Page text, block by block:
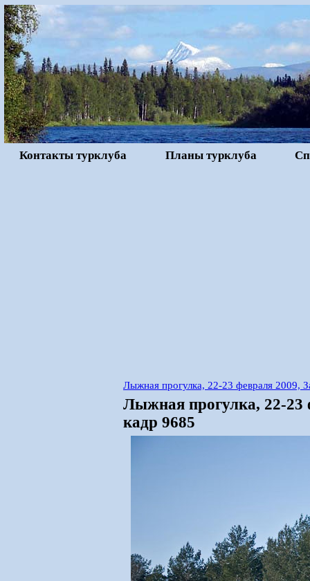
Контакты турклуба Планы турклуба
Лыжная прогулка, 22-23 февраля 2009,
Лыжная прогулка, 22-23
кадр 9685